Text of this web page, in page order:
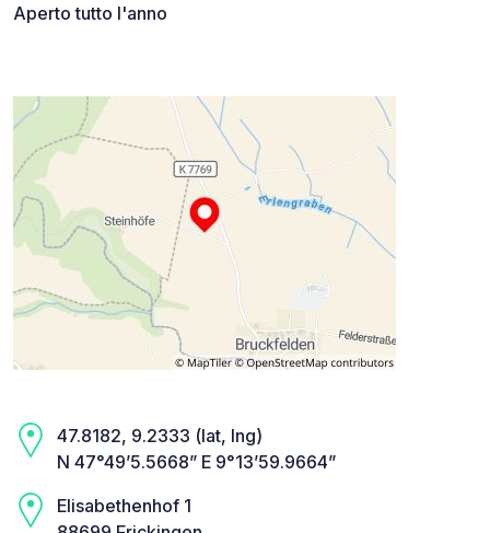
Aperto tutto l'anno
47.8182, 9.2333 (lat, lng)
N 47°49’5.5668” E 9°13’59.9664”
Elisabethenhof 1